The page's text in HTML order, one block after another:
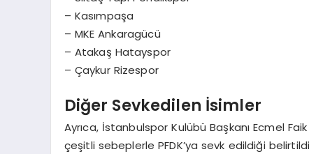
– Kasımpaşa
– MKE Ankaragücü
– Atakaş Hatayspor
– Çaykur Rizespor
Diğer Sevkedilen İsimler
Ayrıca, İstanbulspor Kulübü Başkanı Ecmel
çeşitli sebeplerle PFDK’ya sevk edildiği